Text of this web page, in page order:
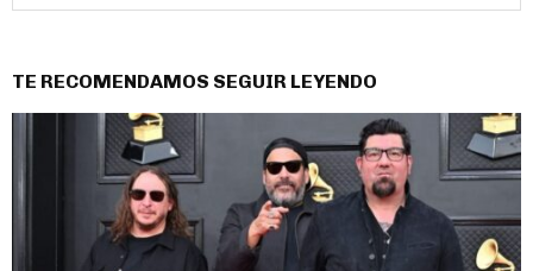
TE RECOMENDAMOS SEGUIR LEYENDO